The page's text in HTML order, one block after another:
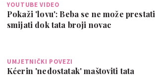
YOUTUBE VIDEO
Pokaži 'lovu': Beba se ne može prestati
smijati dok tata broji novac
UMJETNIČKI POVEZI
Kćerin 'nedostatak' maštoviti tata